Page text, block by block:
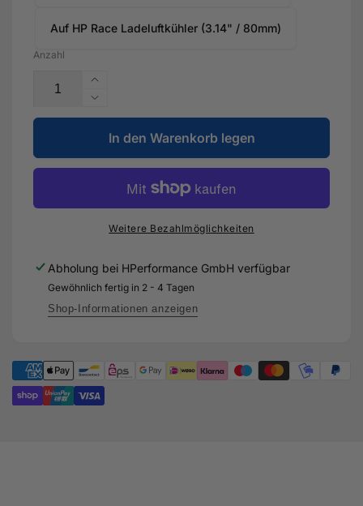
Auf HP Race Ladeluftkühler (3.14" / 80mm)
Anzahl
Erhöhe
die
Menge
für
3,14“
/
80mm
Boostpipekit
mit
Drosselklappenbogen
mechanisches
Blowoff
für
-
DAZA
Verringere
die
Menge
für
3,14“
80mm
Boostpipekit
+
mechanisches
Blowoff
TTRS
8S
-
In den Warenkorb legen
Weitere Bezahlmöglichkeiten
Abholung bei HPerformance GmbH verfügbar
Gewöhnlich fertig in 2 - 4 Tagen
Shop-Informationen anzeigen